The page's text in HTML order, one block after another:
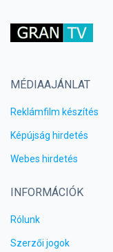
MÉDIAAJÁNLAT
Reklámfilm készítés
Képújság hirdetés
Webes hirdetés
INFORMÁCIÓK
Rólunk
Szerzői jogok